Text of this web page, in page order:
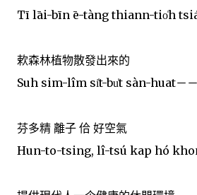
Tī lāi-bīn ē-tàng thiann-tio̍h
欶森林植物散發出來的
Suh sim-lîm si̍t-bu̍t sàn-huat－
芬多精 離子 佮 好空氣
Hun-to-tsing, lî-tsú kap hó